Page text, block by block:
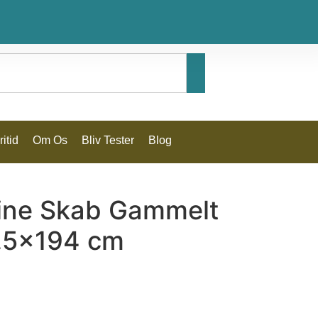
Om Os Bliv Tester Blog
Skab Gammelt
cm